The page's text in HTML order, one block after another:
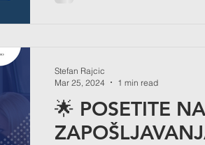
🌟 POSETITE
Stefan Rajcic
Mar 25, 2024
1 min read